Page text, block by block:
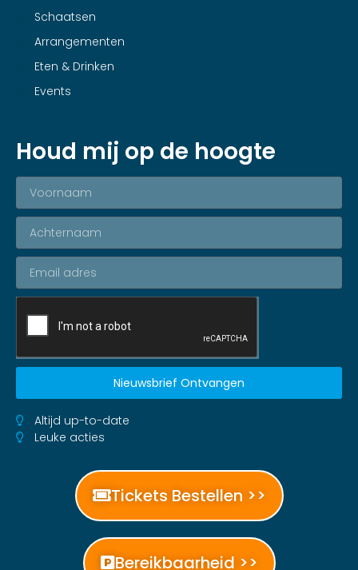
Schaatsen
Arrangementen
Eten & Drinken
Events
Houd mij op de hoogte
Nieuwsbrief Ontvangen
Altijd up-to-date
Leuke acties
Tickets Bestellen >>
Bereikbaarheid >>